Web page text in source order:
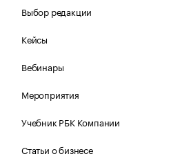
Выбор редакции
Кейсы
Вебинары
Мероприятия
Учебник РБК Компании
Статьи о бизнесе